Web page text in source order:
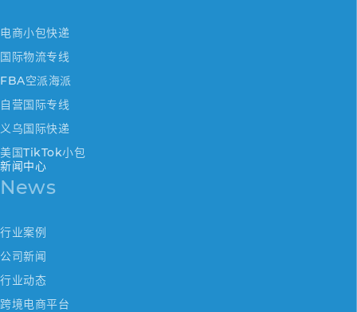
电商小包快递
国际物流专线
FBA空派海派
自营国际专线
义乌国际快递
美国TikTok小包
新闻中心
News
行业案例
公司新闻
行业动态
跨境电商平台